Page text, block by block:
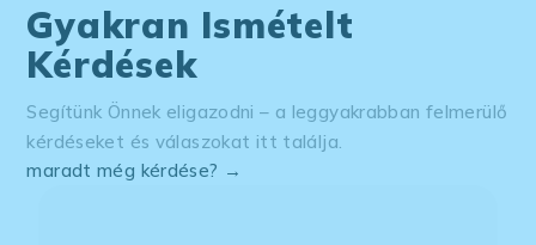
Gyakran Ismételt
Kérdések
Segítünk Önnek eligazodni – a leggyakrabban felmerülő
kérdéseket és válaszokat itt találja.
maradt még kérdése? →